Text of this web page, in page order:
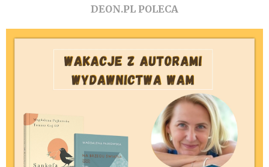
DEON.PL POLECA